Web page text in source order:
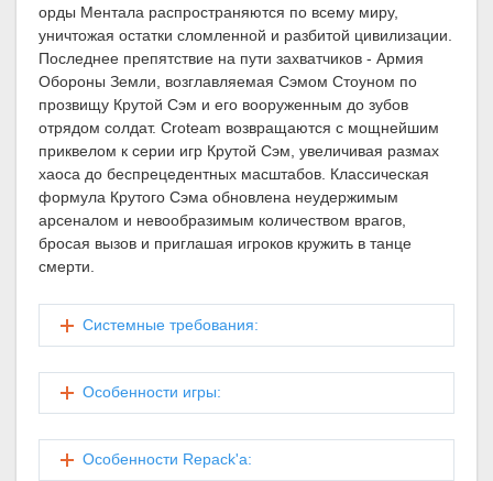
орды Ментала распространяются по всему миру,
уничтожая остатки сломленной и разбитой цивилизации.
Последнее препятствие на пути захватчиков - Армия
Обороны Земли, возглавляемая Сэмом Стоуном по
прозвищу Крутой Сэм и его вооруженным до зубов
отрядом солдат. Croteam возвращаются с мощнейшим
приквелом к серии игр Крутой Сэм, увеличивая размах
хаоса до беспрецедентных масштабов. Классическая
формула Крутого Сэма обновлена неудержимым
арсеналом и невообразимым количеством врагов,
бросая вызов и приглашая игроков кружить в танце
смерти.
Cистемные требования:
Особенности игры:
Особенности Repack'a: